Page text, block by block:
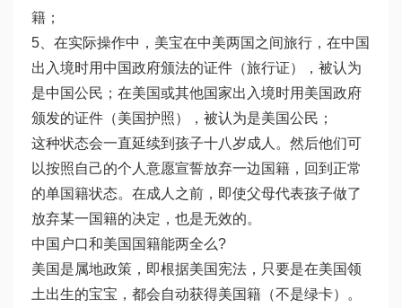
籍；
5、在实际操作中，美宝在中美两国之间旅行，在中国
出入境时用中国政府颁法的证件（旅行证），被认为
是中国公民；在美国或其他国家出入境时用美国政府
颁发的证件（美国护照），被认为是美国公民；
这种状态会一直延续到孩子十八岁成人。然后他们可
以按照自己的个人意愿宣誓放弃一边国籍，回到正常
的单国籍状态。在成人之前，即使父母代表孩子做了
放弃某一国籍的决定，也是无效的。
中国户口和美国国籍能两全么?
美国是属地政策，即根据美国宪法，只要是在美国领
土出生的宝宝，都会自动获得美国籍（不是绿卡）。